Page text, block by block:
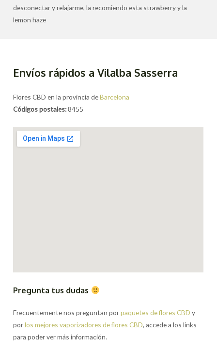
desconectar y relajarme, la recomiendo esta strawberry y la
lemon haze
Envíos rápidos a Vilalba Sasserra
Flores CBD en la provincia deBarcelona
Códigos postales:8455
Pregunta tus dudas
Frecuentemente nos preguntan porpaquetes de flores CBD y
porlos mejores vaporizadores de flores CBD, accede a los links
para poder ver más información.